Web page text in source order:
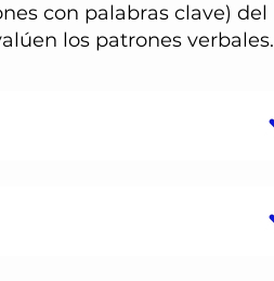
con palabras clave) del
los patrones verbales.